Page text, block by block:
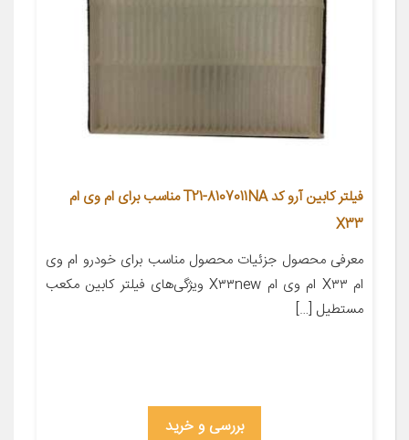
فیلتر کابین آرو کد T21-8107011NA مناسب برای ام وی ام
X33
معرفی محصول جزئیات محصول مناسب برای خودرو ام وی
ام X۳۳ ام وی ام X۳۳new ویژگی‌های فیلتر کابین مکعب
مستطیل […]
بررسی و خرید